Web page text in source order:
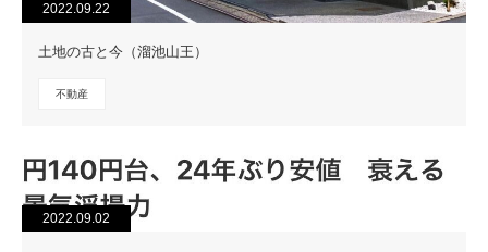
2022.09.22
土地の古と今（溜池山王）
不動産
2022.09.02